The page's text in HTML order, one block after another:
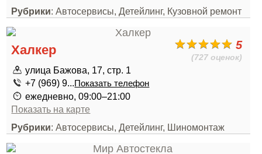
Рубрики: Автосервисы, Детейлинг, Кузовной ремонт
5
(727 оценок)
Халкер
улица Бажова, 17, стр. 1
+7 (969) 9...Показать телефон
ежедневно, 09:00–21:00
Показать на карте
Рубрики: Автосервисы, Детейлинг, Шиномонтаж